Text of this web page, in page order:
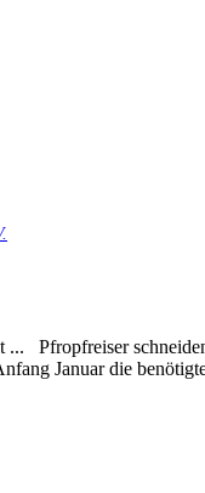
... Pfropfreiser
Januar die